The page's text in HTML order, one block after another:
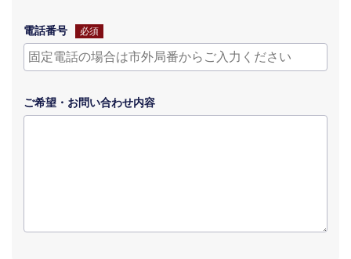
電話番号 必須
ご希望・ お問い合わせ内容